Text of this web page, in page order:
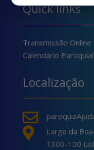
Quick links
Transmissão Online
Calendário Paroquial
Localização


Largo da
1300-100